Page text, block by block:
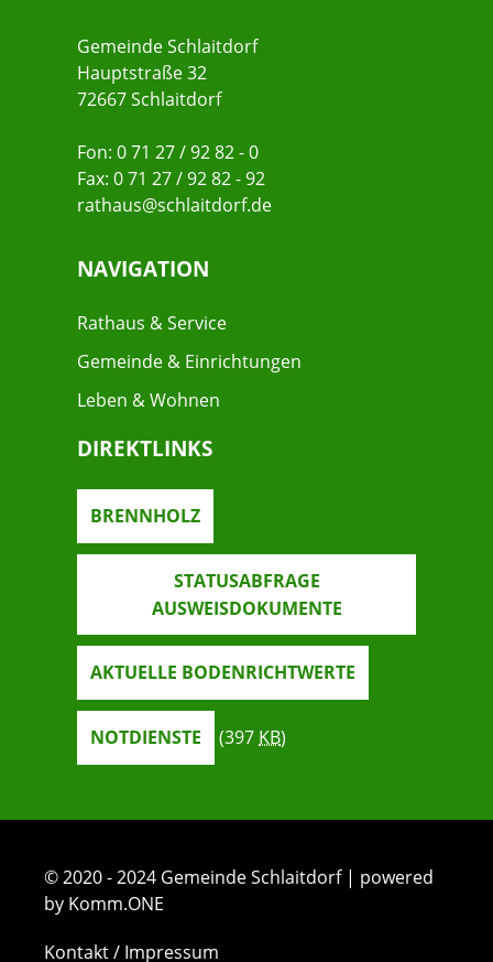
Gemeinde Schlaitdorf
Hauptstraße 32
72667 Schlaitdorf
Fon: 0 71 27 / 92 82 - 0
Fax: 0 71 27 / 92 82 - 92
rathaus@schlaitdorf.de
NAVIGATION
Rathaus & Service
Gemeinde & Einrichtungen
Leben & Wohnen
DIREKTLINKS
BRENNHOLZ
STATUSABFRAGE
AUSWEISDOKUMENTE
AKTUELLE BODENRICHTWERTE
NOTDIENSTE (397 KB)
© 2020 - 2024 Gemeinde Schlaitdorf | powered
by Komm.ONE
Kontakt / Impressum